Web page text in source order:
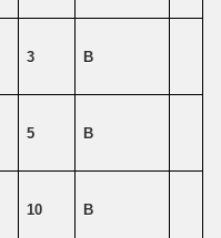
3 В
5 В
10 В